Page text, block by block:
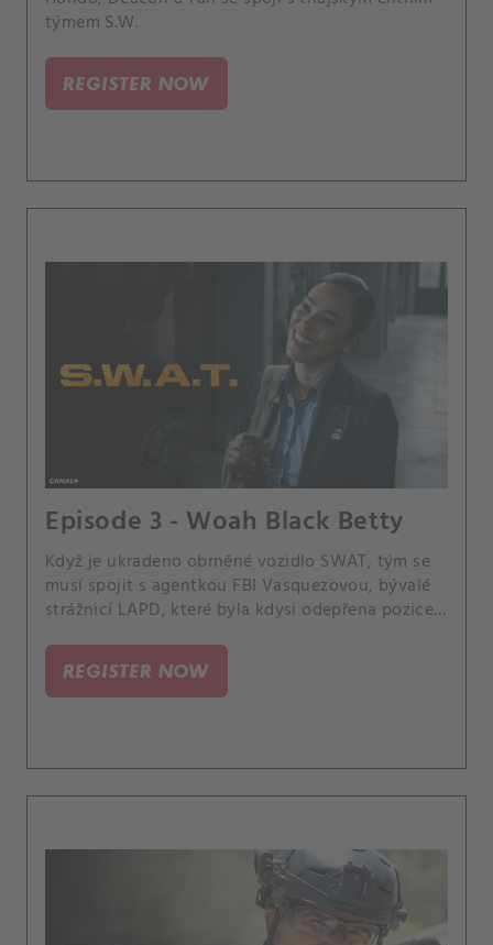
týmem S.W.
REGISTER NOW
Episode 3 - Woah Black Betty
Když je ukradeno obrněné vozidlo SWAT, tým se
musí spojit s agentkou FBI Vasquezovou, bývalé
strážnicí LAPD, které byla kdysi odepřena pozice v
vozidla při potenciálním teroristickém útoku. A
Hondo a Nichelle se připravují na oslavu k
odhalení pohlaví jejich dítěte.
REGISTER NOW